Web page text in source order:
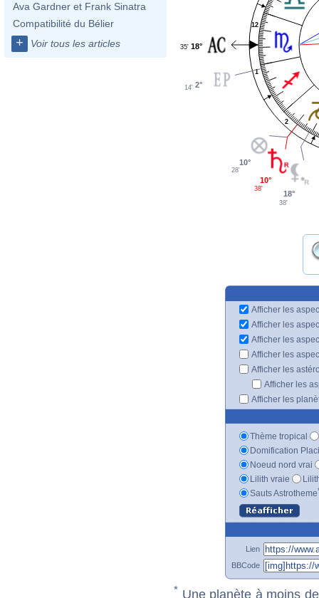
Ava Gardner et Frank Sinatra
Compatibilité du Bélier
+ Voir tous les articles
1
2
12
18°
35'
2°
14'
10°
28'
10°
38'
18°
38'
Afficher les
Afficher les
Afficher les
Afficher les
Afficher les
Afficher les
Afficher les
Thème tropical
Domification
Noeud nord vrai
Lilith vraie
Sauts Astrotheme
Lien
BBCode
* Une planète à moins